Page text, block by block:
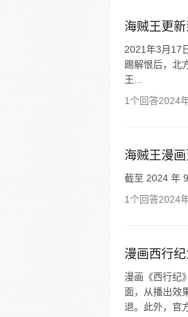
海贼王更
2021年3月17
踢解恨后，北
王...
1个回答2024
海贼王漫
截至 2024 年
1个回答2024
漫画西行
漫画《西行纪
面，从播出效
退。此外，官